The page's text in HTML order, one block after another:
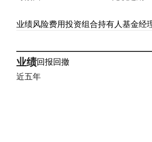
业绩风险费用投资组合持有人基金经
业绩回报回撤
近五年